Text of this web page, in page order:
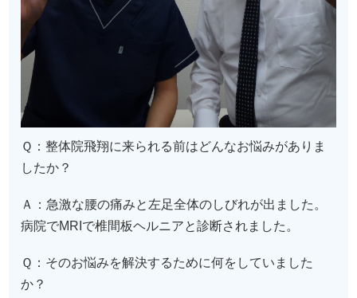
Ｑ：整体院飛翔に来られる前はどんなお悩みがありま
したか？
Ａ：急激な腰の痛みと左足全体のしびれが出ました。
病院でMRIで椎間板ヘルニアと診断されました。
Ｑ：そのお悩みを解決するために何をしていました
か？